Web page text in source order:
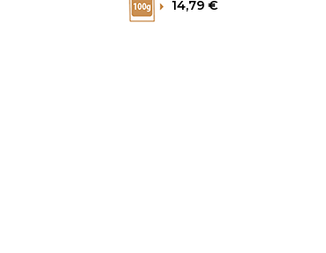
Citron et verveine
14,79 €